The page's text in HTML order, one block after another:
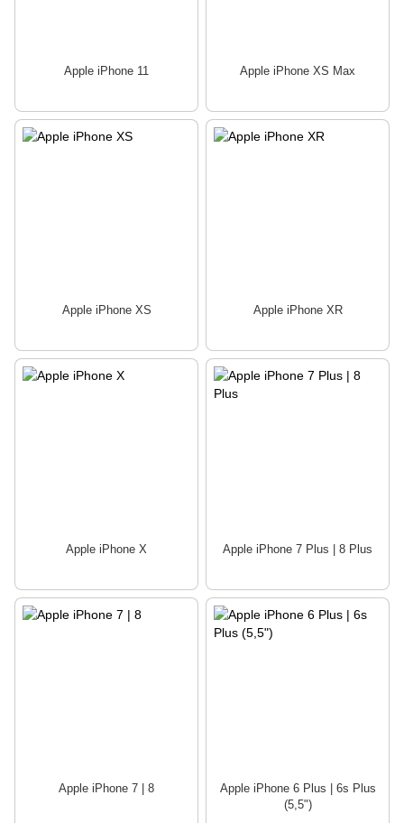
Apple iPhone 11 Apple iPhone XS Max
Apple iPhone XS Apple iPhone XR
Apple iPhone X Apple iPhone 7 Plus | 8 Plus
Apple iPhone 7 | 8
Apple iPhone 6 Plus | 6s Plus
(5,5")